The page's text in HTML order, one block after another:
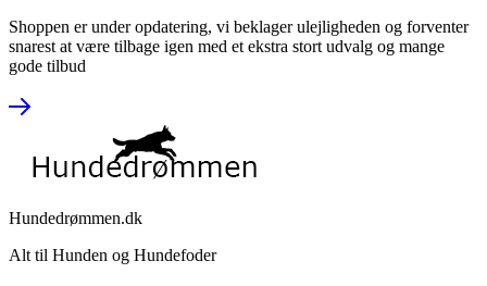
Shoppen er under opdatering, vi beklager ulejligheden og forventer
snarest at være tilbage igen med et ekstra stort udvalg og mange
gode tilbud
Hundedrømmen.dk
Alt til Hunden og Hundefoder